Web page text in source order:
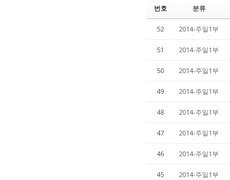
번호 분류
52 2014-주일1부
51 2014-주일1부
50 2014-주일1부
49 2014-주일1부
48 2014-주일1부
47 2014-주일1부
46 2014-주일1부
45 2014-주일1부